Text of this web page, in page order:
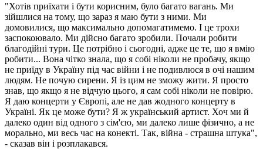
"Хотів приїхати і бути корисним, було багато вагань. Ми
зійшлися на тому, що зараз я маю бути з ними. Ми
домовилися, що максимально допомагатимемо. І це трохи
заспокоювало. Ми дійсно багато зробили. Почали робити
благодійні тури. Це потрібно і сьогодні, адже це те, що я вмію
робити... Вона чітко знала, що я собі ніколи не пробачу, якщо
не приїду в Україну під час війни і не подивлюся в очі нашим
людям. Не почую сирени. Я із цим не зможу жити. Я просто
знав, що якщо я не відчую цього, я сам собі ніколи не повірю.
Я даю концерти у Європі, але не дав жодного концерту в
Україні. Як це може бути? Я ж український артист. Хоч ми й
далеко один від одного з сім'єю, ми далеко лише фізично, а не
морально, ми весь час на конекті. Так, війна - страшна штука",
- сказав він і розплакався.